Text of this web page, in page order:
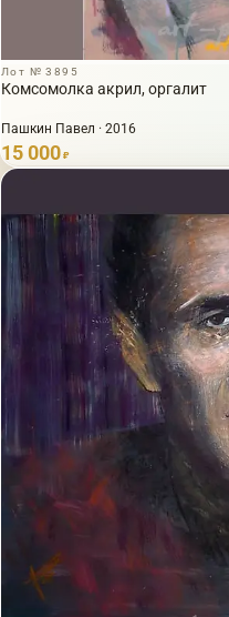
Лот № 3895
Комсомолка акрил, оргалит
Пашкин Павел · 2016
15 000 ₽